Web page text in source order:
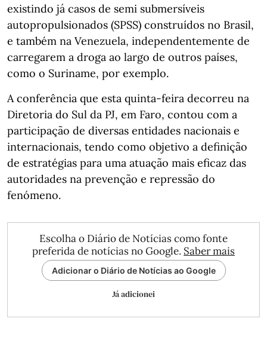
existindo já casos de semi submersíveis
autopropulsionados (SPSS) construídos no Brasil,
e também na Venezuela, independentemente de
carregarem a droga ao largo de outros países,
como o Suriname, por exemplo.
A conferência que esta quinta-feira decorreu na
Diretoria do Sul da PJ, em Faro, contou com a
participação de diversas entidades nacionais e
internacionais, tendo como objetivo a definição
de estratégias para uma atuação mais eficaz das
autoridades na prevenção e repressão do
fenómeno.
Escolha o Diário de Notícias como fonte
preferida de notícias no Google. Saber mais
Adicionar o Diário de Notícias ao Google
Já adicionei